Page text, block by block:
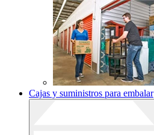
Cajas y suministros para embalar